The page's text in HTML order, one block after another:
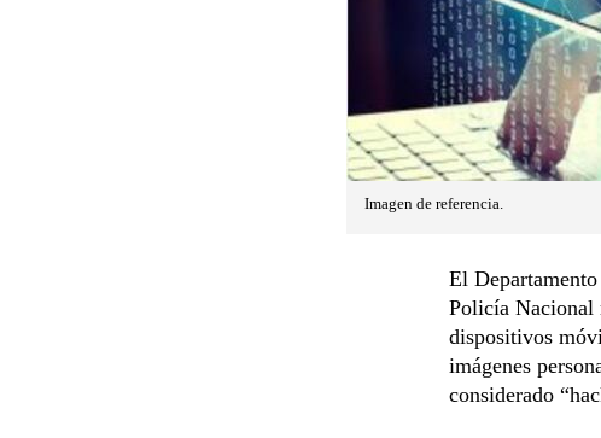
Imagen de referencia.
El
Policía Nacional
dispositivos
imágenes
considerado